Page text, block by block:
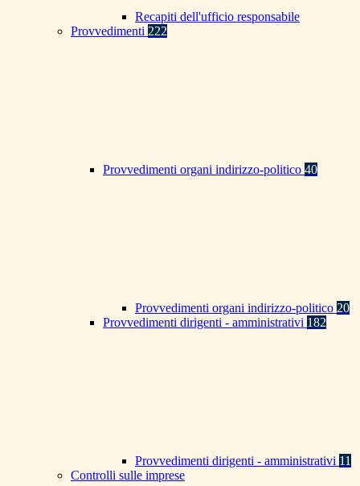
Recapiti dell'ufficio responsabile
Provvedimenti 222
Provvedimenti organi indirizzo-politico 40
Provvedimenti organi indirizzo-politico 20
Provvedimenti dirigenti - amministrativi 182
Provvedimenti dirigenti - amministrativi 11
Controlli sulle imprese